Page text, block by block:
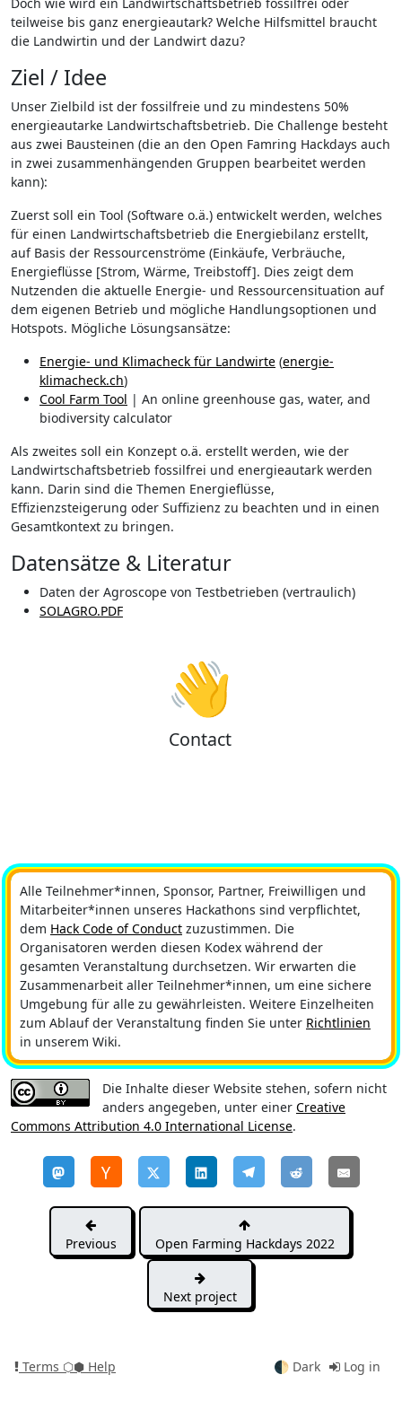
teilweise bis ganz energieautark? Welche Hilfsmittel braucht
die Landwirtin und der Landwirt dazu?
Ziel / Idee
Unser Zielbild ist der fossilfreie und zu mindestens 50%
energieautarke Landwirtschaftsbetrieb. Die Challenge besteht
aus zwei Bausteinen (die an den Open Famring Hackdays auch
in zwei zusammenhängenden Gruppen bearbeitet werden
kann):
Zuerst soll ein Tool (Software o.ä.) entwickelt werden, welches
für einen Landwirtschaftsbetrieb die Energiebilanz erstellt,
auf Basis der Ressourcenströme (Einkäufe, Verbräuche,
Energieflüsse [Strom, Wärme, Treibstoff]. Dies zeigt dem
Nutzenden die aktuelle Energie- und Ressourcensituation auf
dem eigenen Betrieb und mögliche Handlungsoptionen und
Hotspots. Mögliche Lösungsansätze:
Energie- und Klimacheck für Landwirte (energie-
klimacheck.ch)
Cool Farm Tool | An online greenhouse gas, water, and
biodiversity calculator
Als zweites soll ein Konzept o.ä. erstellt werden, wie der
Landwirtschaftsbetrieb fossilfrei und energieautark werden
kann. Darin sind die Themen Energieflüsse,
Effizienzsteigerung oder Suffizienz zu beachten und in einen
Gesamtkontext zu bringen.
Datensätze & Literatur
Daten der Agroscope von Testbetrieben (vertraulich)
SOLAGRO.PDF
👋
Contact
Alle Teilnehmer*innen, Sponsor, Partner, Freiwilligen und
Mitarbeiter*innen unseres Hackathons sind verpflichtet,
dem Hack Code of Conduct zuzustimmen. Die
Organisatoren werden diesen Kodex während der
gesamten Veranstaltung durchsetzen. Wir erwarten die
Zusammenarbeit aller Teilnehmer*innen, um eine sichere
Umgebung für alle zu gewährleisten. Weitere Einzelheiten
zum Ablauf der Veranstaltung finden Sie unter Richtlinien
in unserem Wiki.
Die Inhalte dieser Website stehen, sofern nicht
anders angegeben, unter einer Creative
Commons Attribution 4.0 International License.
Previous Open Farming Hackdays 2022
Next project
Terms ⬡⬢ Help 🌓 Dark Log in